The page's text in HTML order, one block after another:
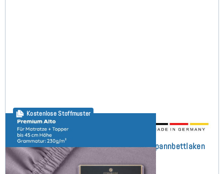
Kostenlose Stoffmuster
Bella Donna Premium Alto (bis 45cm) Spannbettlaken
195x220 cm